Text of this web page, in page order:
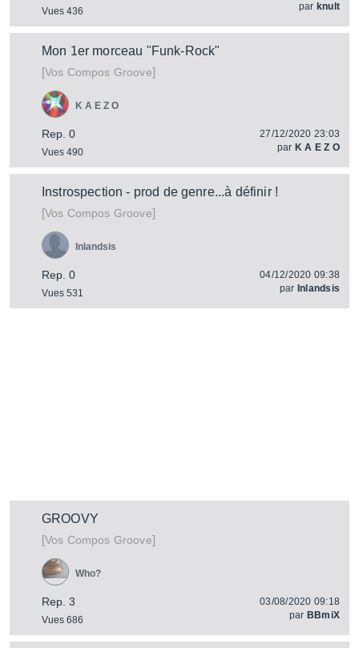
Vues 436
par knult
Mon 1er morceau "Funk-Rock"
[Vos Compos Groove]
Rep. 0
Vues 490
K A E Z O
27/12/2020 23:03
par K A E Z O
Instrospection - prod de genre...à définir !
[Vos Compos Groove]
Rep. 0
Vues 531
Inlandsis
04/12/2020 09:38
par Inlandsis
GROOVY
[Vos Compos Groove]
Rep. 3
Vues 686
Who?
03/08/2020 09:18
par BBmiX